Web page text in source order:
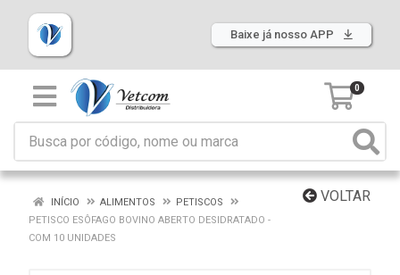
Baixe já nosso APP
0
VOLTAR
INÍCIO ALIMENTOS
PETISCOS
PETISCO ESÔFAGO BOVINO ABERTO DESIDRATADO -
COM 10 UNIDADES